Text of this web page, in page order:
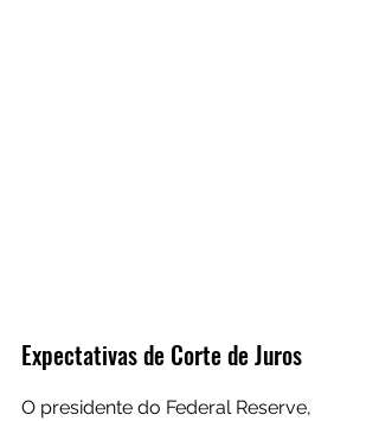
Expectativas de Corte de Juros
O presidente do Federal Reserve,